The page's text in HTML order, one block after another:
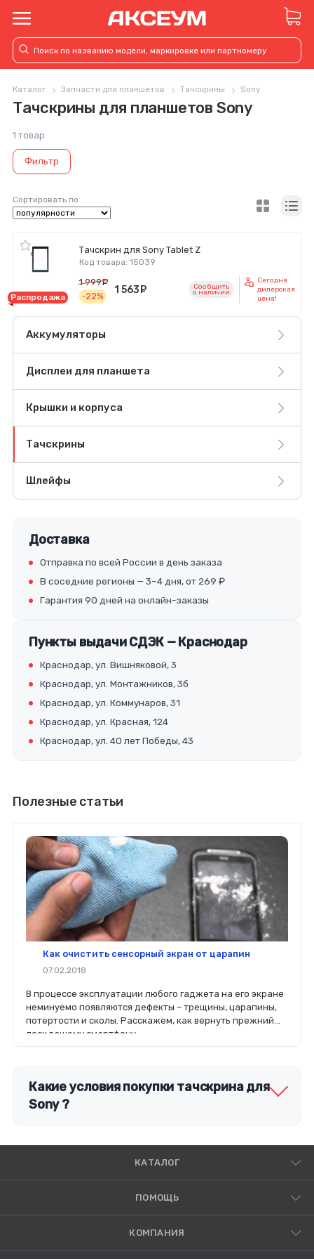
Каталог Запчасти для планшетов Тачскрины Sony
Тачскрины для планшетов Sony
1 товар
Фильтр
Сортировать по
Тачскрин для Sony Tablet Z
Код товара: 15039
Распродажа
1 999
-22%
1 563 руб.Сообщить
o наличии
Сегодня
дилерская
цена!
Аккумуляторы
Дисплеи для планшета
Крышки и корпуса
Тачскрины
Шлейфы
Доставка
Отправка по всей России в день заказа
В соседние регионы — 3–4 дня, от 269 ₽
Гарантия 90 дней на онлайн-заказы
Пункты выдачи СДЭК — Краснодар
Краснодар, ул. Вишняковой, 3
Краснодар, ул. Монтажников, 3б
Краснодар, ул. Коммунаров, 31
Краснодар, ул. Красная, 124
Краснодар, ул. 40 лет Победы, 43
Полезные статьи
Как очистить сенсорный экран от царапин
07.02.2018
В процессе эксплуатации любого гаджета на его экране
неминуемо появляются дефекты – трещины, царапины,
потертости и сколы. Расскажем, как вернуть прежний
лоск вашему смартфону.
Какие условия покупки тачскрина для
Sony ?
КАТАЛОГ
ПОМОЩЬ
КОМПАНИЯ